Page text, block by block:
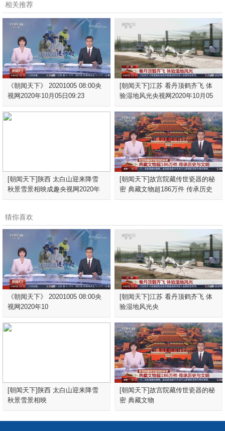
相关推荐
《朝闻天下》 20201005 08:00央
视网2020年10月05日09:23
[朝闻天下]江苏 看丹顶鹤齐飞 体
验湿地风光央视网2020年10月05
日
[朝闻天下]陕西 太白山迎来降雪
秋景雪景相映成趣央视网2020年
10
[朝闻天下]故宫院藏传世瓷器的秘
密 典藏文物超186万件 传承历史
猜你喜欢
《朝闻天下》 20201005 08:00央
视网2020年10
[朝闻天下]江苏 看丹顶鹤齐飞 体
验湿地风光央
[朝闻天下]陕西 太白山迎来降雪
秋景雪景相映
[朝闻天下]故宫院藏传世瓷器的秘
密 典藏文物